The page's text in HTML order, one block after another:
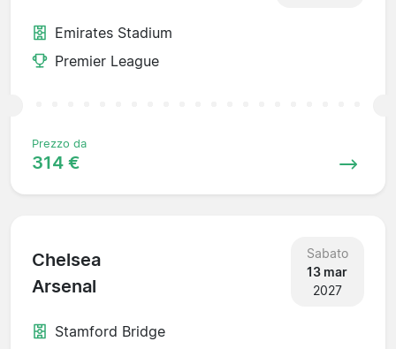
Emirates Stadium
Premier League
Prezzo da
314 €
Chelsea
Arsenal
Sabato
13 mar
2027
Stamford Bridge